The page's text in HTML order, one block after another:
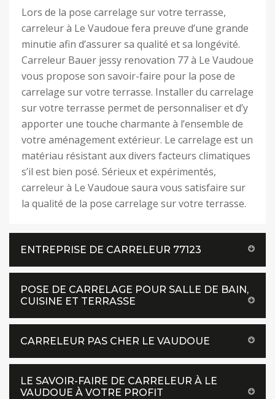
Lors de la pose carrelage sur votre terrasse,
carreleur à Le Vaudoue fera preuve d’une grande
minutie afin d’assurer sa qualité et sa longévité.
Carreleur Bauer jessy renovation 77 à Le Vaudoue
vous propose son savoir-faire pour la pose de
carrelage sur votre terrasse. Installer du carrelage
sur votre terrasse permet de personnaliser et d’y
apporter une touche charmante à l’ensemble de
votre aménagement extérieur. Le carrelage est un
matériau résistant aux divers facteurs climatiques
s’il est bien posé. Sérieux et expérimentés,
carreleur à Le Vaudoue saura vous satisfaire sur
la qualité de la pose carrelage sur votre terrasse.
ENTREPRISE DE CARRELEUR 77123
POSE DE CARRELAGE POUR SALLE DE BAIN,
CUISINE ET TERRASSE
CARRELEUR PAS CHER LE VAUDOUE
LE SAVOIR-FAIRE DE CARRELEUR À LE
VAUDOUE À VOTRE PROFIT